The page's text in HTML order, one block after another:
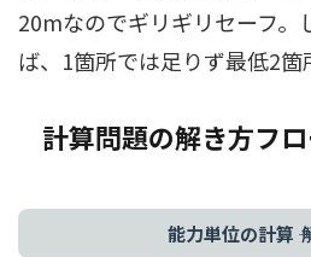
20mなのでギリギリセーフ。
ば、1箇所では足りず最低2箇
計算問題の解き方フ
能力単位の計算 ――